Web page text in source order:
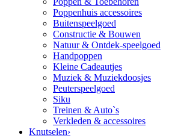
Poppenhuis accessoires
Buitenspeelgoed
Constructie & Bouwen
Natuur & Ontdek-speelgoed
Handpoppen
Kleine Cadeautjes
Muziek & Muziekdoosjes
Peuterspeelgoed
Siku
Treinen & Auto`s
Verkleden & accessoires
Knutselen›